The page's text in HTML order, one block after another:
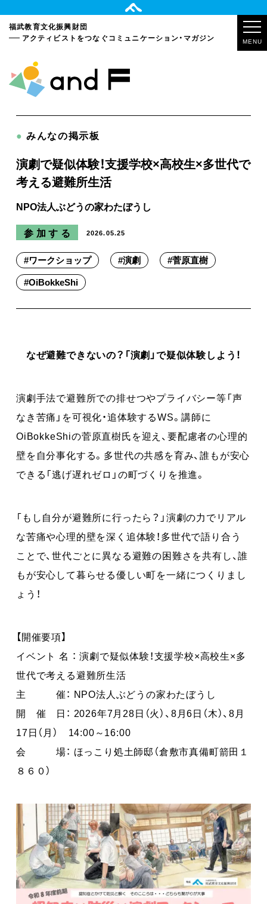
福武教育文化振興財団
アクティビストをつなぐコミュニケーション・マガジン MENU
● みんなの掲示板
演劇で疑似体験！支援学校×高校生×多世代で
考える避難所生活
NPO法人ぶどうの家わたぼうし
参加する
2026.05.25
#ワークショップ #演劇 #菅原直樹
#OiBokkeShi
なぜ避難できないの？「演劇」で疑似体験しよう！
演劇手法で避難所での排せつやプライバシー等「声
なき苦痛」を可視化・追体験するWS。講師に
OiBokkeShiの菅原直樹氏を迎え、要配慮者の心理的
壁を自分事化する。多世代の共感を育み、誰もが安心
できる「逃げ遅れゼロ」の町づくりを推進。
「もし自分が避難所に行ったら？」演劇の力でリアル
な苦痛や心理的壁を深く追体験！多世代で語り合う
ことで、世代ごとに異なる避難の困難さを共有し、誰
もが安心して暮らせる優しい町を一緒につくりまし
ょう！
【開催要項】
イベント 名 ： 演劇で疑似体験！支援学校×高校生×多
世代で考える避難所生活
主 催： NPO法人ぶどうの家わたぼうし
開 催 日： 2026年7月28日（火）、8月6日（木）、8月
17日（月） 14:00～16:00
会 場： ほっこり処土師邸（倉敷市真備町箭田１
８６０）